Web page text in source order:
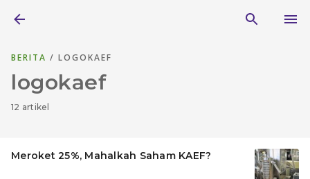
BERITA / LOGOKAEF
logokaef
12 artikel
Meroket 25%, Mahalkah Saham KAEF?